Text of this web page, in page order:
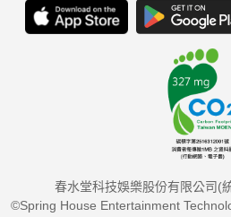
春水堂科技娛樂股份有限公司(
©Spring House Entertainment